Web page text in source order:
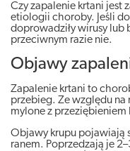
Czy zapalenie krtani jest
etiologii choroby. Jeśli
doprowadziły wirusy lub
przeciwnym razie nie.
Objawy
Zapalenie krtani to
przebieg. Ze względu na
mylone z przeziębieniem
Objawy krupu pojawiają
ranem. Poprzedzają je